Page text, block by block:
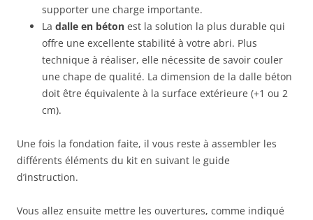
supporter une charge importante.
La dalle en béton est la solution la plus durable qui
offre une excellente stabilité à votre abri. Plus
technique à réaliser, elle nécessite de savoir couler
une chape de qualité. La dimension de la dalle béton
doit être équivalente à la surface extérieure (+1 ou 2
cm).
Une fois la fondation faite, il vous reste à assembler les
différents éléments du kit en suivant le guide
d’instruction.
Vous allez ensuite mettre les ouvertures, comme indiqué